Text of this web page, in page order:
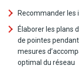
Recommander les
Élaborer les plans
de pointes
mesures
optimal du réseau